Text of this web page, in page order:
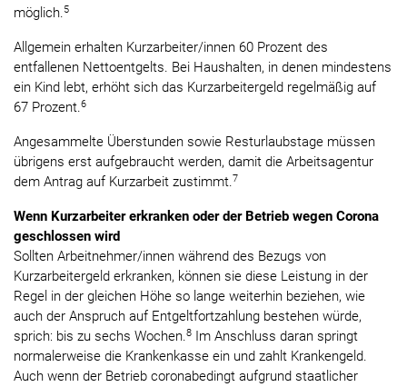
möglich.5
Allgemein erhalten Kurzarbeiter/innen 60 Prozent des
entfallenen Nettoentgelts. Bei Haushalten, in denen mindestens
ein Kind lebt, erhöht sich das Kurzarbeitergeld regelmäßig auf
67 Prozent.6
Angesammelte Überstunden sowie Resturlaubstage müssen
übrigens erst aufgebraucht werden, damit die Arbeitsagentur
dem Antrag auf Kurzarbeit zustimmt.7
Wenn Kurzarbeiter erkranken oder der Betrieb wegen Corona
geschlossen wird
Sollten Arbeitnehmer/innen während des Bezugs von
Kurzarbeitergeld erkranken, können sie diese Leistung in der
Regel in der gleichen Höhe so lange weiterhin beziehen, wie
auch der Anspruch auf Entgeltfortzahlung bestehen würde,
sprich: bis zu sechs Wochen.8
Im Anschluss daran springt
normalerweise die Krankenkasse ein und zahlt Krankengeld.
Auch wenn der Betrieb coronabedingt aufgrund staatlicher